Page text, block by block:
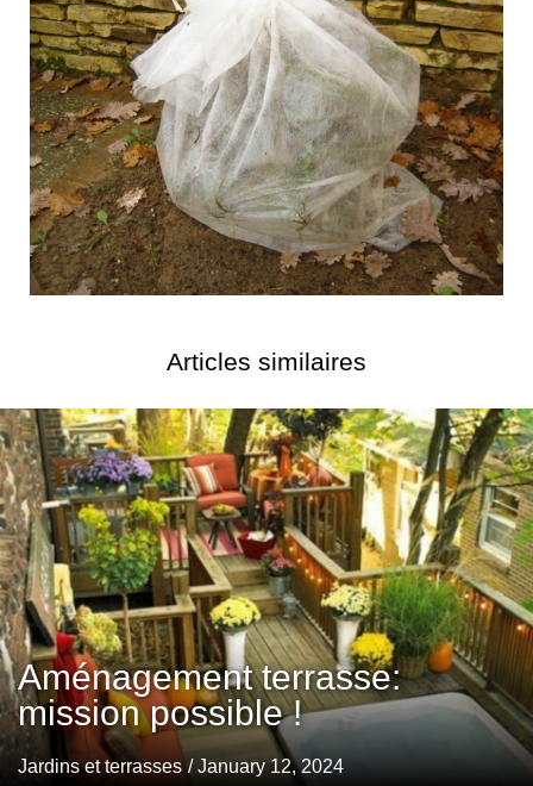
Articles similaires
Aménagement terrasse:
mission possible !
Jardins et terrasses / January 12, 2024